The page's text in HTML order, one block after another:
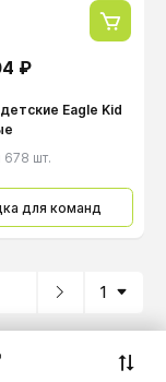
₽
Eagle Kid
678 шт.
для команд
1